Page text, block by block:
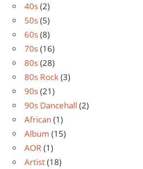
40s(2)
50s(5)
60s(8)
70s(16)
80s(28)
80s Rock(3)
90s(21)
90s Dancehall (2)
African (1)
Album (15)
AOR (1)
Artist(18)